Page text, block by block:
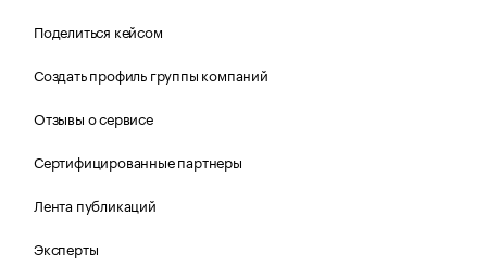
Поделиться кейсом
Создать профиль группы компаний
Отзывы о сервисе
Сертифицированные партнеры
Лента публикаций
Эксперты